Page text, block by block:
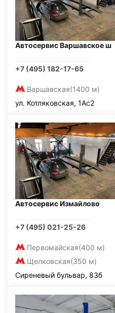
Автосервис Варшавское ш
+7 (495) 182-17-65
Варшавская(1400 м)
ул. Котляковская, 1Ас2
Автосервис Измайлово
+7 (495) 021-25-26
Первомайская(400 м)
Щелковская(350 м)
Сиреневый бульвар, 83б